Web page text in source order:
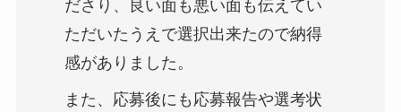
ださり、良い面も悪い面も伝えてい
ただいたうえで選択出来たので納得
感がありました。
また、応募後にも応募報告や選考状